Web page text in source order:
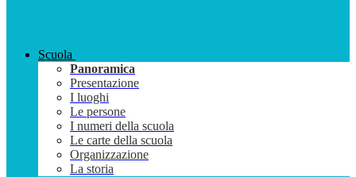
Scuola
Panoramica
Presentazione
I luoghi
Le persone
I numeri della scuola
Le carte della scuola
Organizzazione
La storia